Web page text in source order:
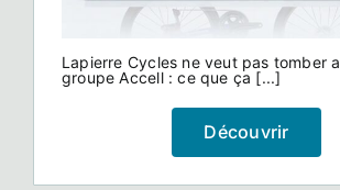
Lapierre Cycles ne veut pas tomber
groupe Accell : ce que ça [...]
Découvrir